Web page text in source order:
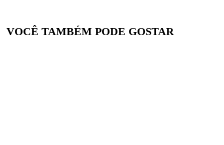
VOCÊ TAMBÉM PODE GOSTAR